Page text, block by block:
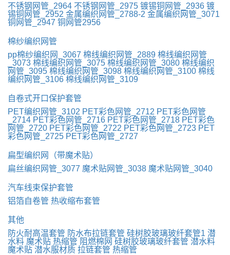
不锈钢网管_2964 不锈钢网管_2975 镀锡铜网管_2936 镀
锡铜网管_2952 金属编织网管_2788-2 金属编织网管_3071
铜网管_2947 铜网管2956
棉纱编织网管
pp棉纱编织网_3067 棉线编织网管_2889 棉线编织网管
_3073 棉线编织网管_3075 棉线编织网管_3080 棉线编织
网管_3095 棉线编织网管_3098 棉线编织网管_3100 棉线
编织网管_3106 棉线编织网管_3109
自卷式开口保护套管
PET编织网管_3102 PET彩色网管_2712 PET彩色网管
_2714 PET彩色网管_2716 PET彩色网管_2718 PET彩色
网管_2720 PET彩色网管_2722 PET彩色网管_2723 PET
彩色网管_2725 PET彩色网管_2727
扁型编织网（带魔术贴）
扁丝编织网管_3077 魔术贴网管_3038 魔术贴网管_3040
汽车线束保护套管
铝箔自卷管 热收缩布套管
其他
防火耐高温套管 防水布拉链套管 硅树胶玻璃玻纤套管1 潜
水料 魔术贴 热缩管 阻燃棉网 硅树胶玻璃玻纤套管 潜水料
魔术贴 潜水服材质 拉链套管 热缩管